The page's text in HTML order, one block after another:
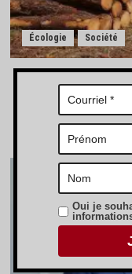
Écologie Société
Canopée : une
pisté des engins
Charles de Blondin 0
Oui je